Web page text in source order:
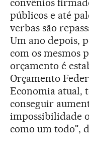
convênios
públicos e até
verbas são
Um ano depois,
com os mesmos
orçamento é
Orçamento
Economia atual,
conseguir
impossibilidade
como um todo",